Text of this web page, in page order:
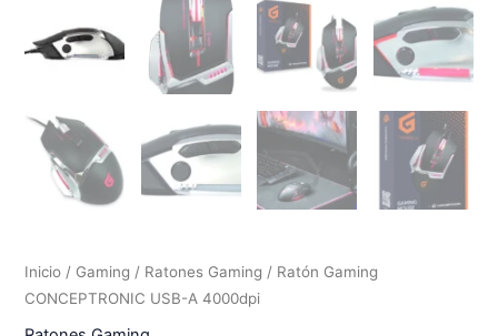
Inicio / Gaming / Ratones Gaming / Ratón Gaming
CONCEPTRONIC USB-A 4000dpi